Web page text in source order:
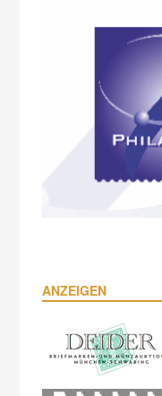
ANZEIGEN